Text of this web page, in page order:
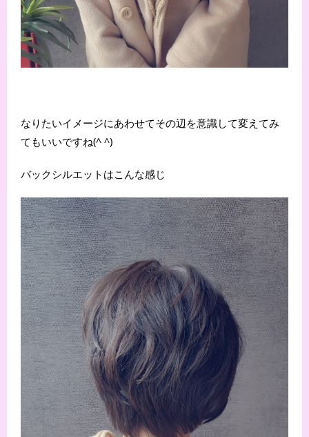
なりたいイメージにあわせてその辺を意識して変えてみ
てもいいですね(^ ^)
バックシルエットはこんな感じ